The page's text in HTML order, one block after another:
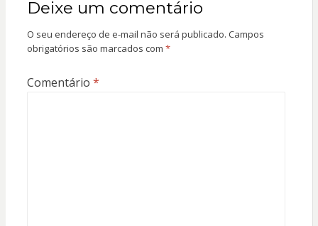
Deixe um comentário
O seu endereço de e-mail não será publicado. Campos
obrigatórios são marcados com *
Comentário *